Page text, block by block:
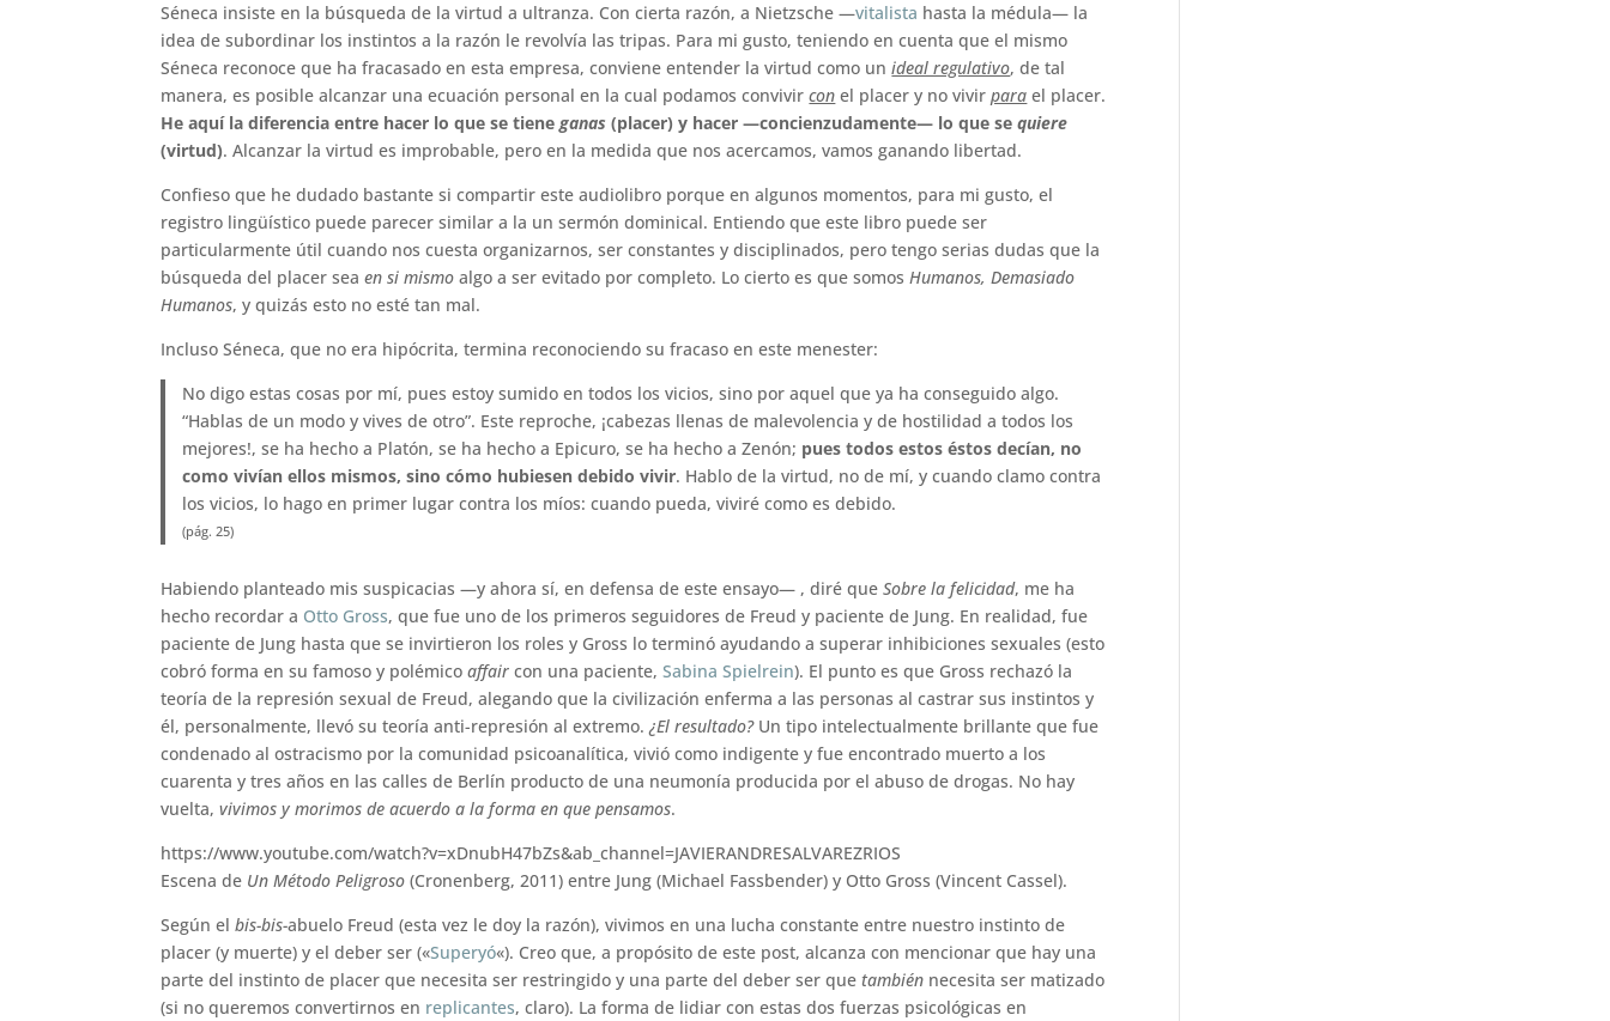
Séneca insiste en la búsqueda de la virtud a ultranza. Con cierta razón, a Nietzsche —vitalista hasta la médula— la
idea de subordinar los instintos a la razón le revolvía las tripas. Para mi gusto, teniendo en cuenta que el mismo
Séneca reconoce que ha fracasado en esta empresa, conviene entender la virtud como unideal regulativo, de tal
manera, es posible alcanzar una ecuación personal en la cual podamos convivircon el placer y no vivirpara el placer.
He aquí la diferencia entre hacer lo que se tieneganas (placer) y hacer —concienzudamente— lo que sequiere
(virtud). Alcanzar la virtud es improbable, pero en la medida que nos acercamos, vamos ganando libertad.
Confieso que he dudado bastante si compartir este audiolibro porque en algunos momentos, para mi gusto, el
registro lingüístico puede parecer similar a la un sermón dominical. Entiendo que este libro puede ser
particularmente útil cuando nos cuesta organizarnos, ser constantes y disciplinados, pero tengo serias dudas que la
búsqueda del placer seaen si mismo algo a ser evitado por completo. Lo cierto es que somosHumanos, Demasiado
Humanos, y quizás esto no esté tan mal.
Incluso Séneca, que no era hipócrita, termina reconociendo su fracaso en este menester:
No digo estas cosas por mí, pues estoy sumido en todos los vicios, sino por aquel que ya ha conseguido algo.
“Hablas de un modo y vives de otro”. Este reproche, ¡cabezas llenas de malevolencia y de hostilidad a todos los
mejores!, se ha hecho a Platón, se ha hecho a Epicuro, se ha hecho a Zenón; pues todos estos éstos decían, no
como vivían ellos mismos, sino cómo hubiesen debido vivir. Hablo de la virtud, no de mí, y cuando clamo contra
los vicios, lo hago en primer lugar contra los míos: cuando pueda, viviré como es debido.
(pág. 25)
Habiendo planteado mis suspicacias —y ahora sí, en defensa de este ensayo— , diré queSobre la felicidad, me ha
hecho recordar a Otto Gross, que fue uno de los primeros seguidores de Freud y paciente de Jung. En realidad, fue
paciente de Jung hasta que se invirtieron los roles y Gross lo terminó ayudando a superar inhibiciones sexuales (esto
cobró forma en su famoso y polémicoaffair con una paciente,Sabina Spielrein). El punto es que Gross rechazó la
teoría de la represión sexual de Freud, alegando que la civilización enferma a las personas al castrar sus instintos y
él, personalmente, llevó su teoría anti-represión al extremo.¿El resultado?Un tipo intelectualmente brillante que fue
condenado al ostracismo por la comunidad psicoanalítica, vivió como indigente y fue encontrado muerto a los
cuarenta y tres años en las calles de Berlín producto de una neumonía producida por el abuso de drogas. No hay
vuelta,vivimos y morimos de acuerdo a la forma en que pensamos.
https://www.youtube.com/watch?v=xDnubH47bZs&ab_channel=JAVIERANDRESALVAREZRIOS
Escena de Un Método Peligroso (Cronenberg, 2011) entre Jung (Michael Fassbender) y Otto Gross (Vincent Cassel).
Según elbis-bis-abuelo Freud (esta vez le doy la razón), vivimos en una lucha constante entre nuestro instinto de
placer (y muerte) y el deber ser («Superyó«). Creo que, a propósito de este post, alcanza con mencionar que hay una
parte del instinto de placer que necesita ser restringido y una parte del deber ser quetambién necesita ser matizado
(si no queremos convertirnos en replicantes, claro). La forma de lidiar con estas dos fuerzas psicológicas en